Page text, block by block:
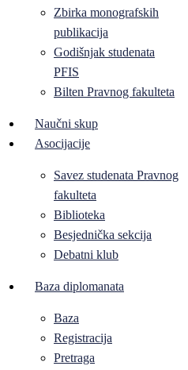
Zbirka monografskih
publikacija
Godišnjak studenata
PFIS
Bilten Pravnog fakulteta
Naučni skup
Asocijacije
Savez studenata Pravnog
fakulteta
Biblioteka
Besjednička sekcija
Debatni klub
Baza diplomanata
Baza
Registracija
Pretraga